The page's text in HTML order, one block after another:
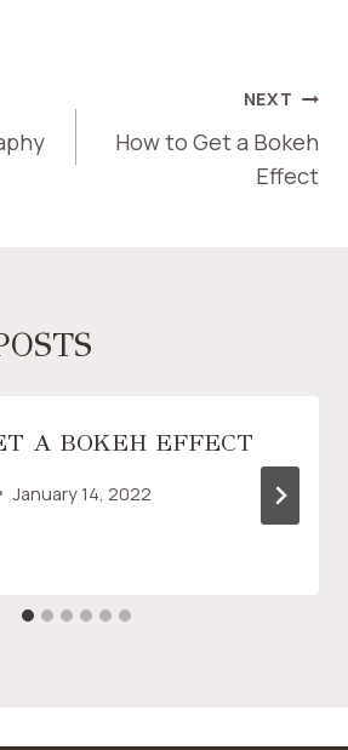
NEXT
How to Get a Bokeh
Effect
A BOKEH EFFECT
January 14, 2022